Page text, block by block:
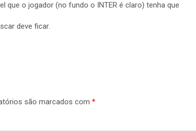
que o jogador (no fundo o INTER é claro) tenha que
deve ficar.
são marcados com *